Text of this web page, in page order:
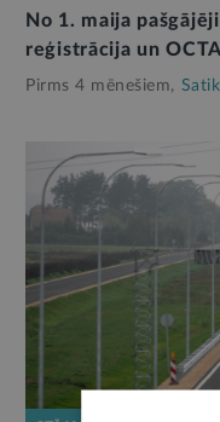
No 1. maija
reģistrācija un OCTA
Pirms 4 mēnešiem,